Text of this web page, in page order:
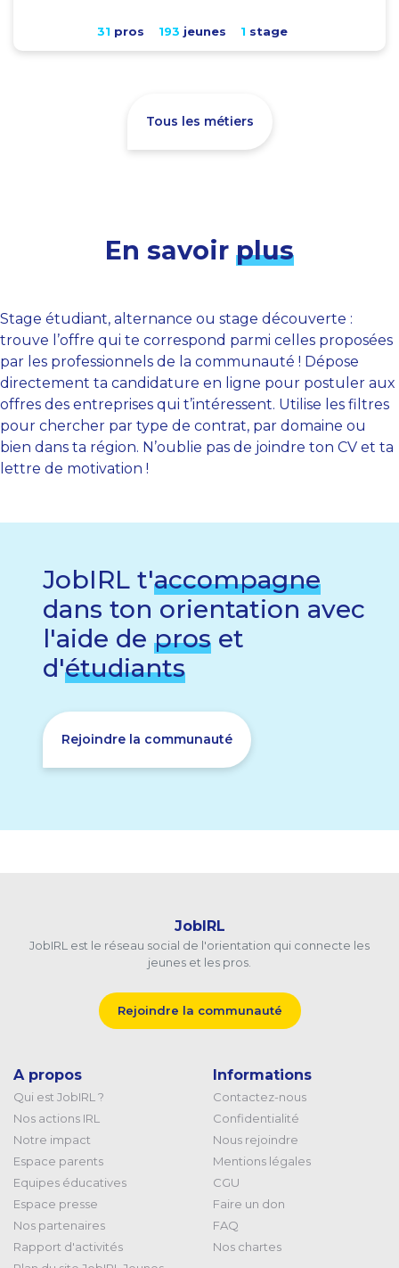
31 pros 193 jeunes 1 stage
Tous les métiers
En savoir plus
Stage étudiant, alternance ou stage découverte :
trouve l’offre qui te correspond parmi celles proposées
par les professionnels de la communauté ! Dépose
directement ta candidature en ligne pour postuler aux
offres des entreprises qui t’intéressent. Utilise les filtres
pour chercher par type de contrat, par domaine ou
bien dans ta région. N’oublie pas de joindre ton CV et ta
lettre de motivation !
JobIRL t'accompagne
dans ton orientation avec
l'aide de pros et
d'étudiants
Rejoindre la communauté
JobIRL
JobIRL est le réseau social de l'orientation qui connecte les
jeunes et les pros.
Rejoindre la communauté
A propos
Qui est JobIRL ?
Nos actions IRL
Notre impact
Espace parents
Equipes éducatives
Espace presse
Nos partenaires
Rapport d'activités
Informations
Contactez-nous
Confidentialité
Nous rejoindre
Mentions légales
CGU
Faire un don
FAQ
Nos chartes